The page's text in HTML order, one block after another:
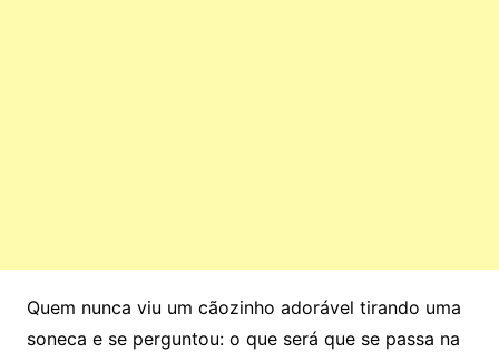
Quem nunca viu um cãozinho adorável tirando uma
soneca e se perguntou: o que será que se passa na